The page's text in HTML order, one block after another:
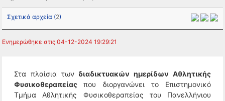
Σχετικά αρχεία (2)
Ενημερώθηκε στις 04-12-2024 19:29:21
Στα πλαίσια των διαδικτυακών ημερίδων Αθλητικής
Φυσικοθεραπείαςπου διοργανώνει το Επιστημονικό
Τμήμα Αθλητικής Φυσικοθεραπείας του Πανελλήνιου